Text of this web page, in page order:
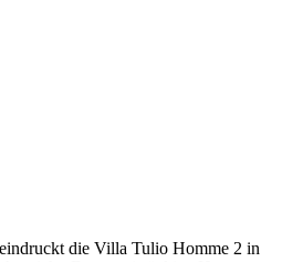
die Villa Tulio Homme 2 in